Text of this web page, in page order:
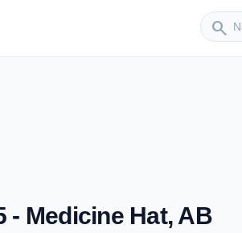
search
- Medicine Hat, AB